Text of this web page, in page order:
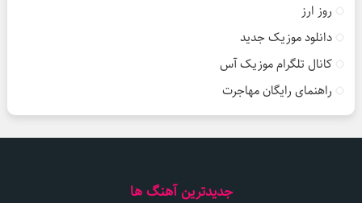
روز ارز
دانلود موزیک جدید
کانال تلگرام موزیک آس
راهنمای رایگان مهاجرت
جدیدترین آهنگ ها